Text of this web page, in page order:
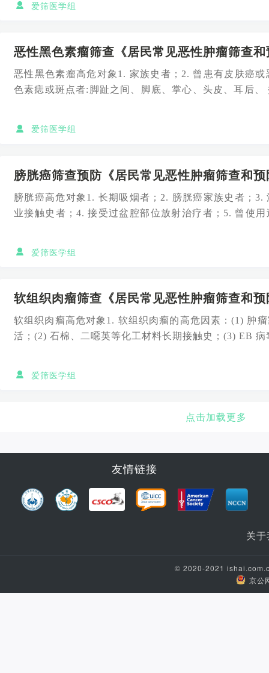
爱筛医学组
恶性黑色素瘤筛查《居民常见恶性肿瘤筛查
恶性黑色素瘤高危对象1. 家族史者；2. 曾患有皮肤癌
色素痣或斑点者:脚趾之间、脚底、掌心、头皮、耳后
爱筛医学组
膀胱癌筛查预防《居民常见恶性肿瘤筛查和
膀胱癌高危对象1. 长期吸烟者；2. 膀胱癌家族史者；
业接触史者；4. 接受过盆腔部位放射治疗者；5. 曾使
爱筛医学组
软组织肉瘤筛查《居民常见恶性肿瘤筛查和
软组织肉瘤高危对象1. 软组织肉瘤的高危因素：(1) 肿
活；(2) 石棉、二噁英等化工材料长期接触史；(3) EB
爱筛医学组
点击加载更多
友情链接
关
© 2020-2021
京公